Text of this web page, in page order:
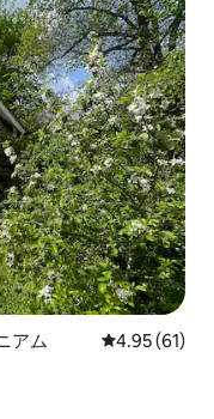
アム レビュー61
4.95 (61)